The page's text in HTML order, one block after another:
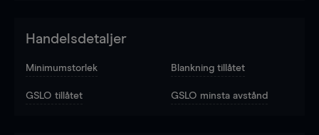
Handelsdetaljer
Minimumstorlek Blankning tillåtet
GSLO tillåtet GSLO minsta avstånd